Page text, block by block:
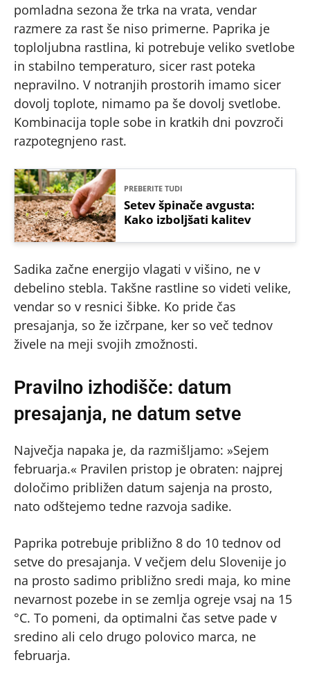
pomladna sezona že trka na vrata, vendar
razmere za rast še niso primerne. Paprika je
toploljubna rastlina, ki potrebuje veliko svetlobe
in stabilno temperaturo, sicer rast poteka
nepravilno. V notranjih prostorih imamo sicer
dovolj toplote, nimamo pa še dovolj svetlobe.
Kombinacija tople sobe in kratkih dni povzroči
razpotegnjeno rast.
PREBERITE TUDI
Setev špinače avgusta:
Kako izboljšati kalitev
Sadika začne energijo vlagati v višino, ne v
debelino stebla. Takšne rastline so videti velike,
vendar so v resnici šibke. Ko pride čas
presajanja, so že izčrpane, ker so več tednov
živele na meji svojih zmožnosti.
Pravilno izhodišče: datum
presajanja, ne datum setve
Največja napaka je, da razmišljamo: »Sejem
februarja.« Pravilen pristop je obraten: najprej
določimo približen datum sajenja na prosto,
nato odštejemo tedne razvoja sadike.
Paprika potrebuje približno 8 do 10 tednov od
setve do presajanja. V večjem delu Slovenije jo
na prosto sadimo približno sredi maja, ko mine
nevarnost pozebe in se zemlja ogreje vsaj na 15
°C. To pomeni, da optimalni čas setve pade v
sredino ali celo drugo polovico marca, ne
februarja.